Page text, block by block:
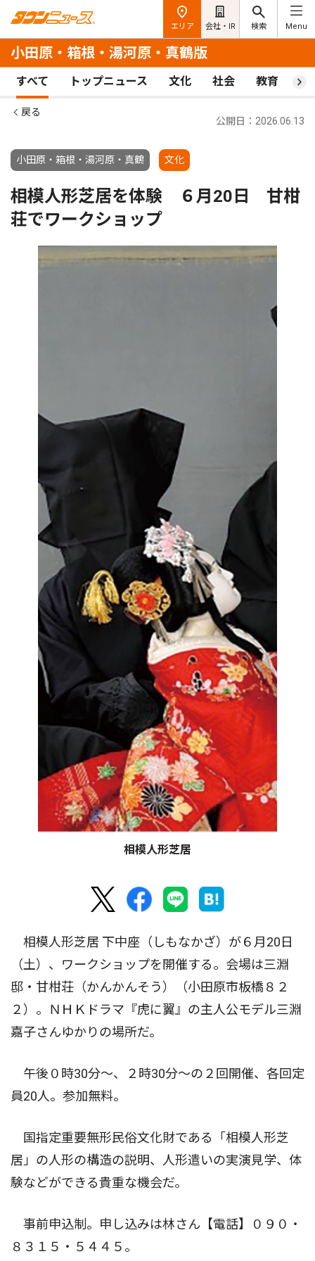
エリア 会社・IR 検索 Menu
小田原・箱根・湯河原・真鶴版
すべて トップニュース 文化 社会 教育 ス
戻る
小田原・箱根・湯河原・真鶴 文化
公開日：2026.06.13
相模人形芝居を体験 ６月20日 甘柑
荘でワークショップ
相模人形芝居
相模人形芝居 下中座（しもなかざ）が６月20日
（土）、ワークショップを開催する。会場は三淵
邸・甘柑荘（かんかんそう）（小田原市板橋８２
２）。ＮＨＫドラマ『虎に翼』の主人公モデル三淵
嘉子さんゆかりの場所だ。
午後０時30分〜、２時30分〜の２回開催、各回定
員20人。参加無料。
国指定重要無形民俗文化財である「相模人形芝
居」の人形の構造の説明、人形遣いの実演見学、体
験などができる貴重な機会だ。
事前申込制。申し込みは林さん【電話】０９０・
８３１５・５４４５。